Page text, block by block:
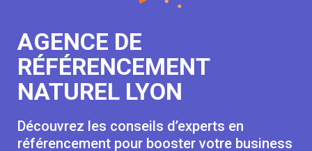
AGENCE DE
RÉFÉRENCEMENT
NATUREL LYON
Découvrez les conseils d’experts en
référencement pour booster votre business